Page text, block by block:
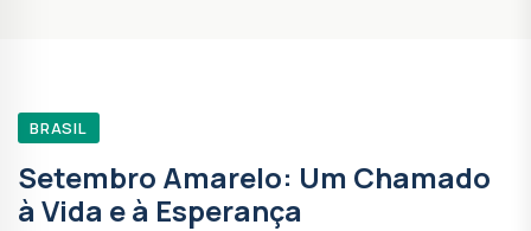
BRASIL
Setembro Amarelo: Um Chamado
à Vida e à Esperança